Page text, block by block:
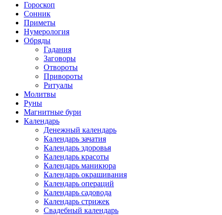
Гороскоп
Сонник
Приметы
Нумерология
Обряды
Гадания
Заговоры
Отвороты
Привороты
Ритуалы
Молитвы
Руны
Магнитные бури
Календарь
Денежный календарь
Календарь зачатия
Календарь здоровья
Календарь красоты
Календарь маникюра
Календарь окрашивания
Календарь операций
Календарь садовода
Календарь стрижек
Свадебный календарь